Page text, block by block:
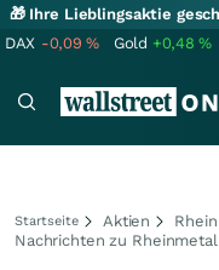
🎁 Ihre Lieblingsaktie
DAX -0,09% Gold +0,48%
Startseite Aktien
Nachrichten zu